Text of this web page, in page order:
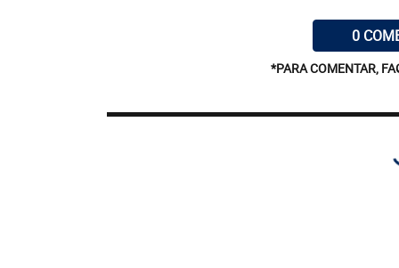
0
*PARA COMENTAR,